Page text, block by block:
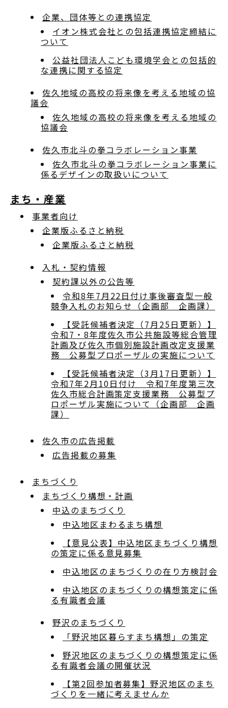
企業、団体等との連携協定
イオン株式会社との包括連携協定締結に
ついて
公益社団法人こども環境学会との包括的
な連携に関する協定
佐久地域の高校の将来像を考える地域の協
議会
佐久地域の高校の将来像を考える地域の
協議会
佐久市北斗の拳コラボレーション事業
佐久市北斗の拳コラボレーション事業に
係るデザインの取扱いについて
まち・産業
事業者向け
企業版ふるさと納税
企業版ふるさと納税
入札・契約情報
契約課以外の公告等
令和8年7月22日付け事後審査型一般
競争入札のお知らせ（企画部 企画課）
【受託候補者決定（7月25日更新）】
令和7・8年度佐久市公共施設等総合管理
計画及び佐久市個別施設計画改定支援業
務 公募型プロポーザルの実施について
【受託候補者決定（3月17日更新）】
令和7年2月10日付け 令和7年度第三次
佐久市総合計画策定支援業務 公募型プ
ロポーザル実施について（企画部 企画
課）
佐久市の広告掲載
広告掲載の募集
まちづくり
まちづくり構想・計画
中込のまちづくり
中込地区まわるまち構想
【意見公表】中込地区まちづくり構想
の策定に係る意見募集
中込地区のまちづくりの在り方検討会
中込地区のまちづくりの構想策定に係
る有識者会議
野沢のまちづくり
「野沢地区暮らすまち構想」の策定
野沢地区のまちづくりの構想策定に係
る有識者会議の開催状況
【第2回参加者募集】野沢地区のまち
づくりを一緒に考えませんか